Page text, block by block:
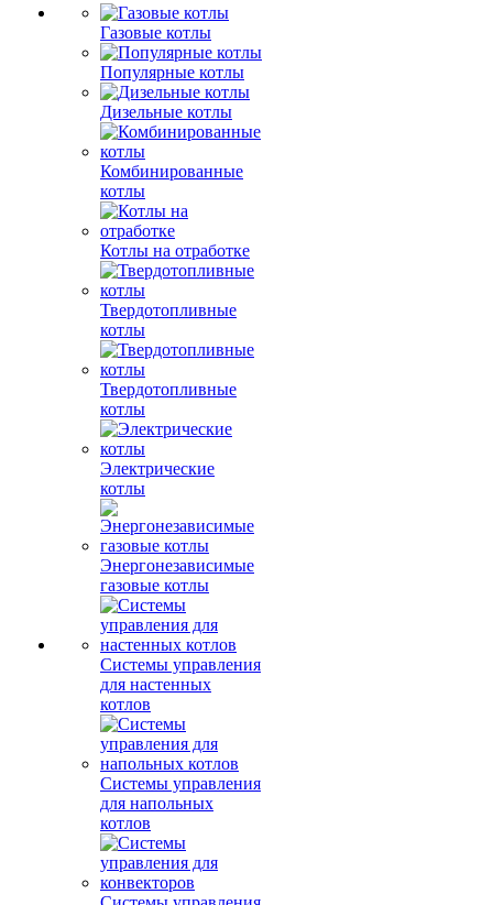
Газовые котлы
Популярные котлы
Дизельные котлы
Комбинированные
котлы
Котлы на отработке
Твердотопливные
котлы
Твердотопливные
котлы
Электрические
котлы
Энергонезависимые
газовые котлы
Системы управления
для настенных
котлов
Системы управления
для напольных
котлов